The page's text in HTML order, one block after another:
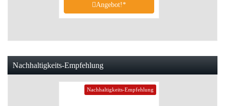
Angebot!*
Nachhaltigkeits-Empfehlung
Nachhaltigkeits-Empfehlung